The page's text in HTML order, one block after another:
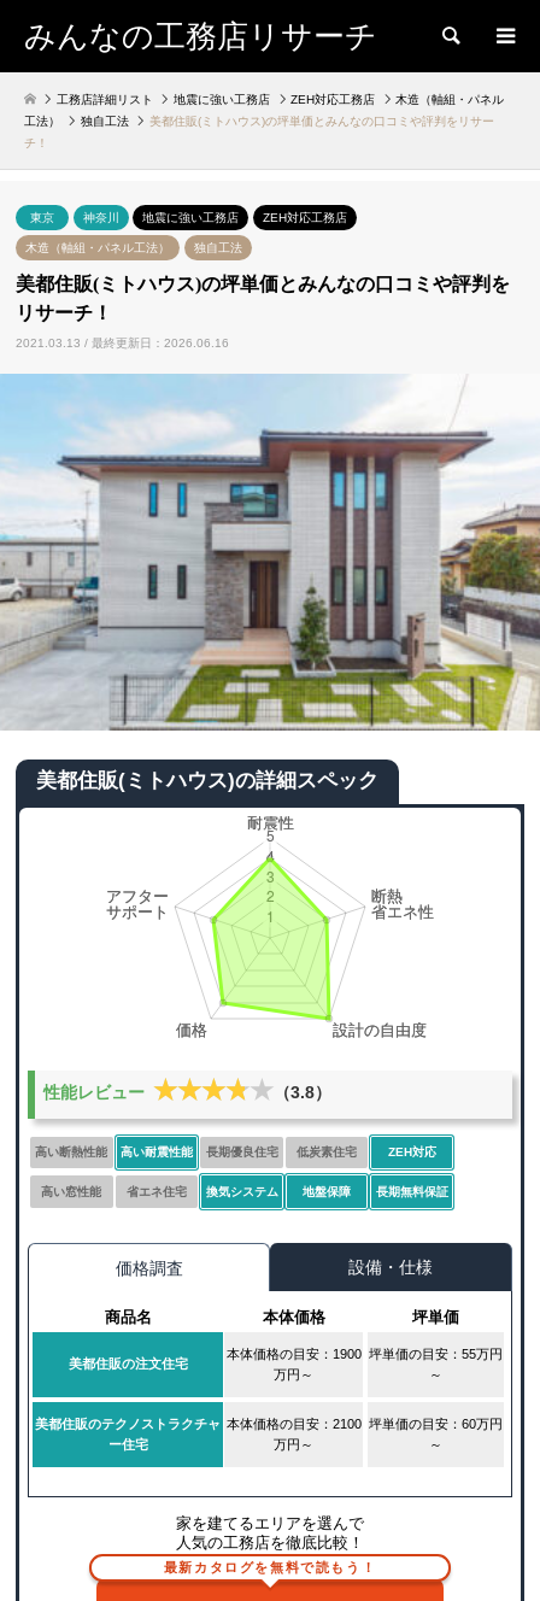
みんなの工務店リサーチ 検索
工務店詳細リスト 地震に強い工務店 ZEH対応工務店
木造（軸組・パネル
工法）
独自工法
美都住販(ミトハウス)の坪単価とみんなの口コミや評判をリサー
チ！
東京 神奈川 地震に強い工務店 ZEH対応工務店
木造（軸組・パネル工法） 独自工法
美都住販(ミトハウス)の坪単価とみんなの口コミや評判を
リサーチ！
2021.03.13 / 最終更新日：2026.06.16
美都住販(ミトハウス)の詳細スペック
性能レビュー ★★★★★
★★★★★ （3.8）
高い断熱性能 高い耐震性能 長期優良住宅 低炭素住宅 ZEH対応
高い窓性能 省エネ住宅 換気システム 地盤保障 長期無料保証
価格調査 設備・仕様
商品名 本体価格 坪単価
美都住販の注文住宅
本体価格の目安：1900
万円～
坪単価の目安：55万円
～
美都住販のテクノストラクチャ
ー住宅
本体価格の目安：2100
万円～
坪単価の目安：60万円
～
家を建てるエリアを選んで
人気の工務店を徹底比較！
最新カタログを無料で読もう！